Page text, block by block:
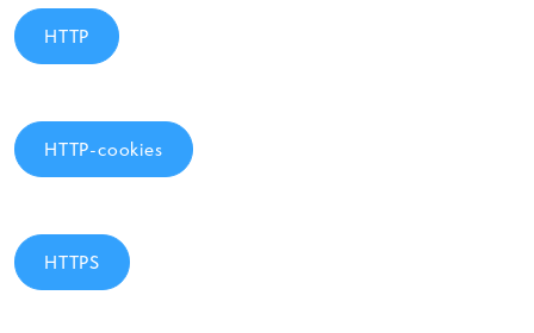
HTTP
HTTP-cookies
HTTPS